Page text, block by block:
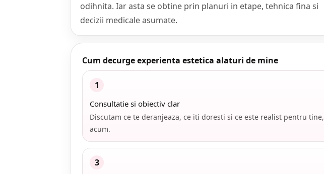
odihnita. Iar asta se obtine prin planuri in etape, tehnica fina si
decizii medicale asumate.
Cum decurge experienta estetica alaturi de mine
1
Consultatie si obiectiv clar
Discutam ce te deranjeaza, ce iti doresti si ce este realist pentru tine,
acum.
3